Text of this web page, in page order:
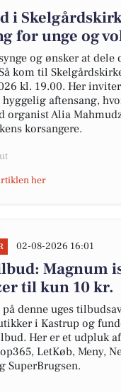
i
for unge og
og ønsker at dele
kom til
kl. 19.00. Her
aftensang,
organist Alia
korsangere.
her
02-08-2026 16:01
Magnum
til kun 10 kr.
denne uges
i Kastrup og
Her er et udpluk
LetKøb, Meny,
SuperBrugsen.